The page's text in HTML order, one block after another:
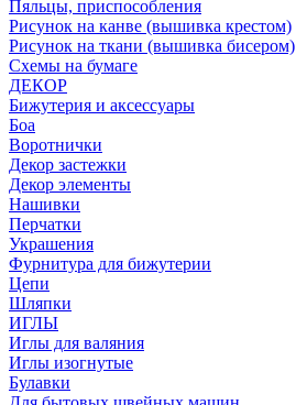
Пяльцы, приспособления
Рисунок на канве (вышивка крестом)
Рисунок на ткани (вышивка бисером)
Схемы на бумаге
ДЕКОР
Бижутерия и аксессуары
Боа
Воротнички
Декор застежки
Декор элементы
Нашивки
Перчатки
Украшения
Фурнитура для бижутерии
Цепи
Шляпки
ИГЛЫ
Иглы для валяния
Иглы изогнутые
Булавки